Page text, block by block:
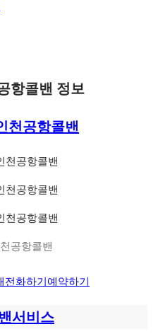
항콜밴 정보
천공항콜밴
천공항콜밴
천공항콜밴
천공항콜밴
공항콜밴
전화하기예약하기
서비스